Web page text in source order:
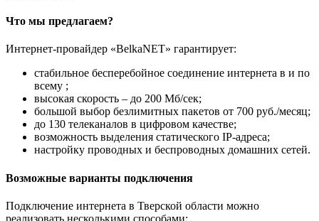
Что мы предлагаем?
Интернет-провайдер «BelkaNET» гарантирует:
стабильное бесперебойное соединение интернета в и по
всему ;
высокая скорость – до 200 Мб/сек;
большой выбор безлимитных пакетов от 700 руб./месяц;
до 130 телеканалов в цифровом качестве;
возможность выделения статического IP-адреса;
настройку проводных и беспроводных домашних сетей.
Возможные варианты подключения
Подключение интернета в Тверской области можно
реализовать несколькими способами: